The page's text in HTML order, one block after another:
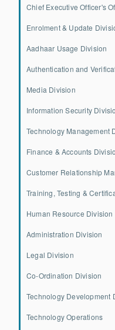
Chief Executive Officer's
Enrolment & Update
Aadhaar Usage Division
Authentication and
Media Division
Information Security
Technology Management
Finance & Accounts
Customer Relationship
Training, Testing &
Human Resource Division
Administration Division
Legal Division
Co-Ordination Division
Technology Development
Technology Operations